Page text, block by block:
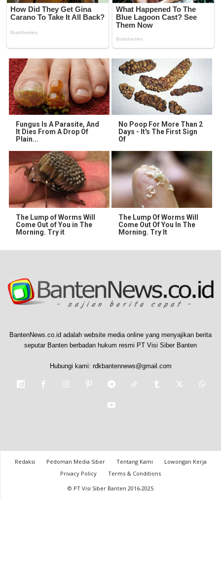
Fungus Is A Parasite, And
It Dies From A Drop Of
Plain...
No Poop For More Than 2
Days - It's The First Sign
Of
The Lump of Worms Will
Come Out of You in The
Morning. Try it
The Lump Of Worms Will
Come Out Of You In The
Morning. Try It
BantenNews.co.id adalah website media online yang menyajikan berita
seputar Banten berbadan hukum resmi PT Visi Siber Banten
Hubungi kami: rdkbantennews@gmail.com
Redaksi Pedoman Media Siber Tentang Kami
Lowongan Kerja
Privacy Policy
Terms & Conditions
© PT Visi Siber Banten 2016-2025